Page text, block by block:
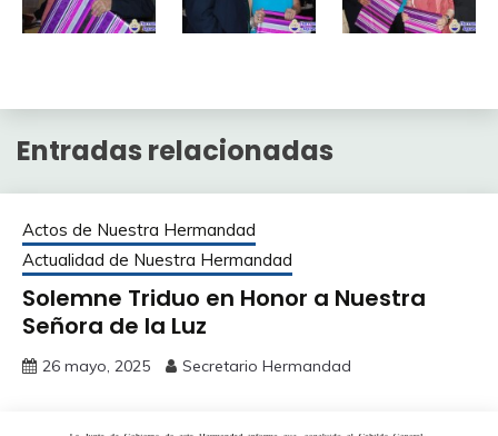
Entradas relacionadas
Actos de Nuestra Hermandad
Actualidad de Nuestra Hermandad
Solemne Triduo en Honor a Nuestra
Señora de la Luz
26 mayo, 2025 Secretario Hermandad